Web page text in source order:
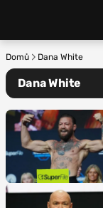
Domů Dana White
Dana White